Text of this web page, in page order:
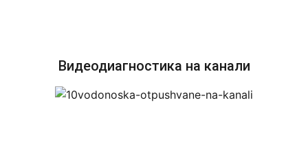
Видеодиагностика на канали